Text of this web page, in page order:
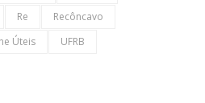
Re
Recôncavo
Úteis
UFRB